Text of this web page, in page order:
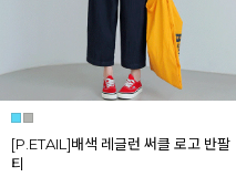
[P.ETAIL]배색 레글런 써클 로고 반팔
티